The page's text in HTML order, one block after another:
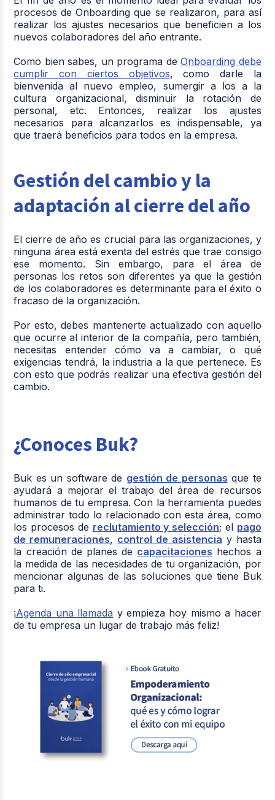
procesos de Onboarding que se realizaron, para así
realizar los ajustes necesarios que beneficien a los
nuevos colaboradores del año entrante.
Como bien sabes, un programa deOnboarding debe
cumplir con ciertos objetivos, como darle la
bienvenida al nuevo empleo, sumergir a los a la
cultura organizacional, disminuir la rotación de
personal, etc. Entonces, realizar los ajustes
necesarios para alcanzarlos es indispensable, ya
que traerá beneficios para todos en la empresa.
Gestión del cambio y la
adaptación al cierre del año
El cierre de año es crucial para las organizaciones, y
ninguna área está exenta del estrés que trae consigo
ese momento. Sin embargo, para el área de
personas los retos son diferentes ya que la gestión
de los colaboradores es determinante para el éxito o
fracaso de la organización.
Por esto, debes mantenerte actualizado con aquello
que ocurre al interior de la compañía, pero también,
necesitas entender cómo va a cambiar, o qué
exigencias tendrá, la industria a la que pertenece. Es
con esto que podrás realizar una efectiva gestión del
cambio.
¿Conoces Buk?
Buk es un software de gestión de personas que te
ayudará a mejorar el trabajo del área de recursos
humanos de tu empresa. Con la herramienta puedes
administrar todo lo relacionado con esta área, como
los procesos de reclutamiento y selección; el pago
de remuneraciones, control de asistencia y hasta
la creación de planes de capacitaciones hechos a
la medida de las necesidades de tu organización, por
mencionar algunas de las soluciones que tiene Buk
para ti.
¡Agenda una llamada y empieza hoy mismo a hacer
de tu empresa un lugar de trabajo más feliz!